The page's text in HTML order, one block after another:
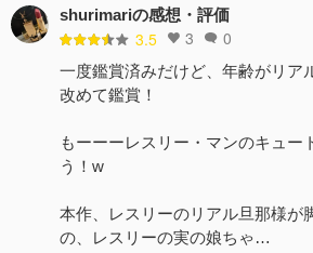
shurimariの感想・評価
3.5 3 0
一度鑑賞済みだけど、年齢がリア
改めて鑑賞！
もーーーレスリー・マンのキュー
う！w
本作、レスリーのリアル旦那様が
の、レスリーの実の娘ちゃ…